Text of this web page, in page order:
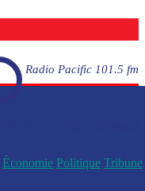
Radio Pacific 101.5 fm
Économie Politique Tribune